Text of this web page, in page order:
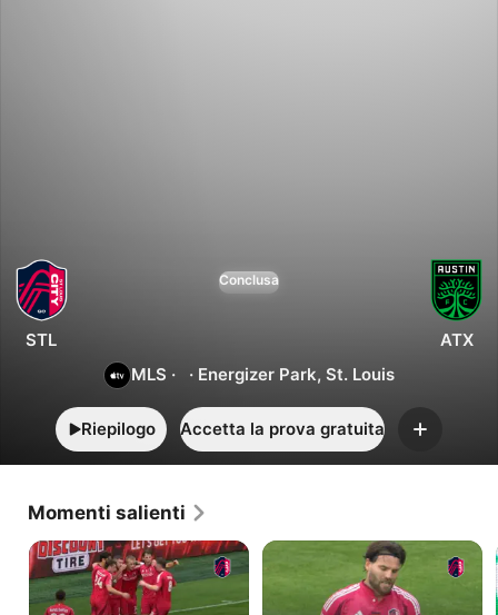
Conclusa
St.
Louis
Austin
STL
3
ATX
0
MLS · · Energizer Park, St. Louis
Riepilogo Accetta la prova gratuita Aggiungi
Momenti salienti